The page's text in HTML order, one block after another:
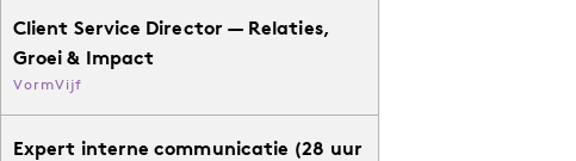
Client Service Director — Relaties,
Groei & Impact
VormVijf
Expert interne communicatie (28 uur